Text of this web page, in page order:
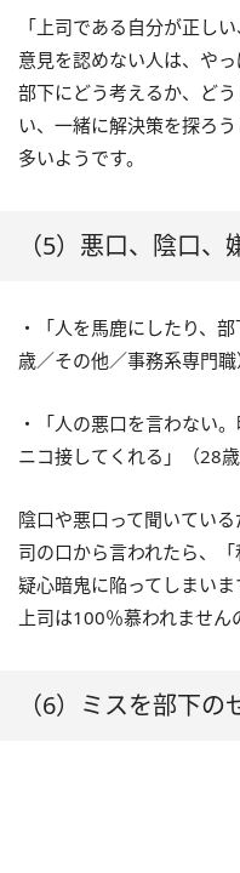
「上司である自分が正し
意見を認めない人は、や
部下にどう考えるか、ど
い、一緒に解決策を探ろ
多いようです。
（5）悪口、陰口
・「人を馬鹿にしたり、
歳／その他／事務系専門職
・「人の悪口を言わない
ニコ接してくれる」（28
陰口や悪口って聞いてい
司の口から言われたら、
疑心暗鬼に陥ってしまい
上司は100％慕われません
（6）ミスを部下